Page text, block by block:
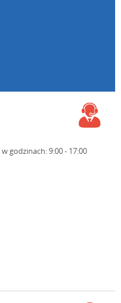
w godzinach: 9:00 - 17:00